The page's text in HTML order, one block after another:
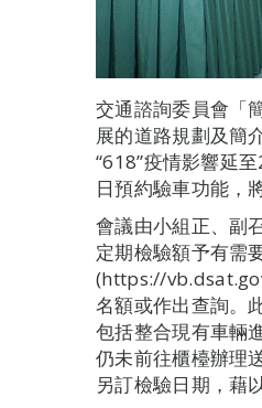
交通諮詢委員會「
展的道路規劃及簡
“618”疫情影響延
日預約驗車功能，
會議由小組正、副
定期檢驗額予有需
(https://
名額或作出查詢。
包括整合現有車輛
仍未前往櫃檯辦理
另訂檢驗日期，藉